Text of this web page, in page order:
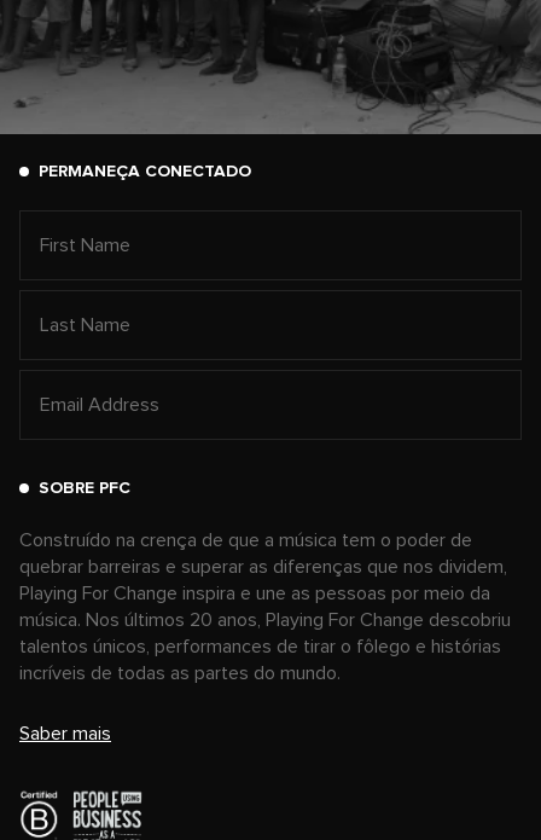
PERMANEÇA CONECTADO
SOBRE PFC
Construído na crença de que a música tem o poder de
quebrar barreiras e superar as diferenças que nos dividem,
Playing For Change inspira e une as pessoas por meio da
música. Nos últimos 20 anos, Playing For Change descobriu
talentos únicos, performances de tirar o fôlego e histórias
incríveis de todas as partes do mundo.
Saber mais